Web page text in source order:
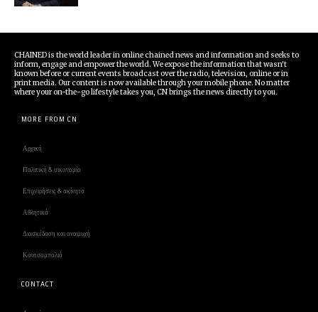
CHAINED is the world leader in online chained news and information and seeks to
inform, engage and empower the world. We expose the information that wasn't
known before or current events broadcast over the radio, television, online or in
print media. Our content is now available through your mobile phone. No matter
where your on-the-go lifestyle takes you, CN brings the news directly to you.
MORE FROM CN
Αρχική
Πολιτική & οικονομία
Επιχειρήσεις & ακίνητα
Αθλητικά
Διασκέδαση και αναψυχή
Κουτσομπολιό
CONTACT